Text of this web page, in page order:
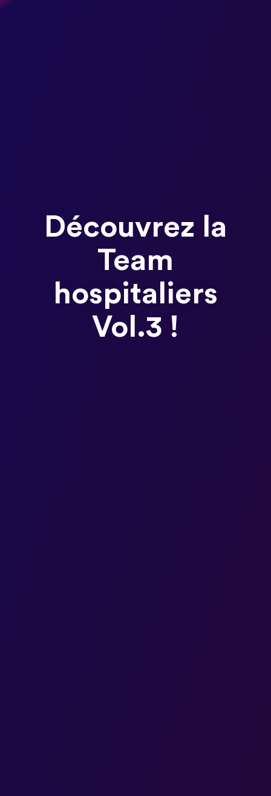
Découvrez la
Team
hospitaliers
Vol.3 !